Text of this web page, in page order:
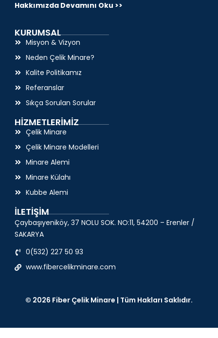
Hakkımızda Devamını Oku >>
KURUMSAL
Misyon & Vizyon
Neden Çelik Minare?
Kalite Politikamız
Referanslar
Sıkça Sorulan Sorular
HİZMETLERİMİZ
Çelik Minare
Çelik Minare Modelleri
Minare Alemi
Minare Külahı
Kubbe Alemi
İLETİŞİM
Çaybaşıyeniköy, 37 NOLU SOK. NO:11, 54200 – Erenler /
SAKARYA
0(532) 227 50 93
www.fibercelikminare.com
© 2026 Fiber Çelik Minare | Tüm Hakları Saklıdır.